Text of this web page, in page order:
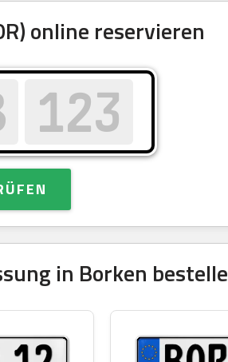
online reservieren
in Borken